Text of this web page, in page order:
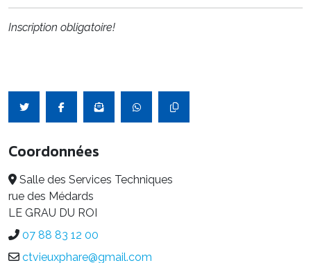
Inscription obligatoire!
Coordonnées
Salle des Services Techniques
rue des Médards
LE GRAU DU ROI
07 88 83 12 00
ctvieuxphare@gmail.com